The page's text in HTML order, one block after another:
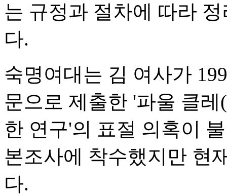
는 규정과 절차에 따라
다.
숙명여대는 김 여사가
문으로 제출한 '파울 클
한 연구'의 표절 의혹이
본조사에 착수했지만 현
다.